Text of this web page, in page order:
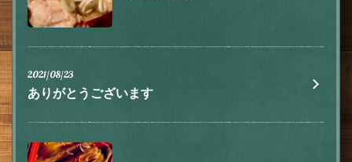
2021/08/23
ありがとうございます